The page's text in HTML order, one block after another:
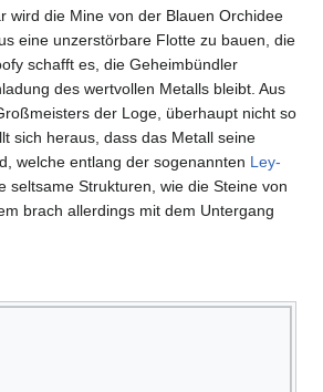
wird die Mine von der Blauen Orchidee
eine unzerstörbare Flotte zu bauen, die
schafft es, die Geheimbündler
des wertvollen Metalls bleibt. Aus
der Loge, überhaupt nicht so
sich heraus, dass das Metall seine
welche entlang der sogenannten Ley-
seltsame Strukturen, wie die Steine von
brach allerdings mit dem Untergang